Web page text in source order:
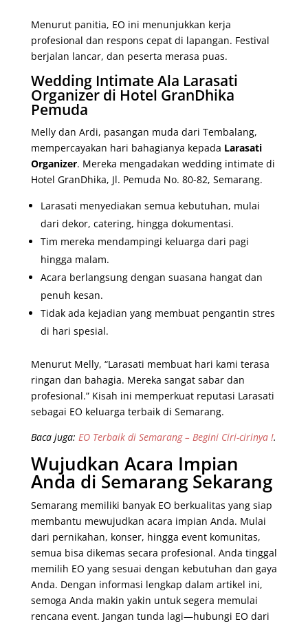
Menurut panitia, EO ini menunjukkan kerja
profesional dan respons cepat di lapangan. Festival
berjalan lancar, dan peserta merasa puas.
Wedding Intimate Ala Larasati
Organizer di Hotel GranDhika
Pemuda
Melly dan Ardi, pasangan muda dari Tembalang,
mempercayakan hari bahagianya kepada Larasati
Organizer. Mereka mengadakan wedding intimate di
Hotel GranDhika, Jl. Pemuda No. 80-82, Semarang.
Larasati menyediakan semua kebutuhan, mulai
dari dekor, catering, hingga dokumentasi.
Tim mereka mendampingi keluarga dari pagi
hingga malam.
Acara berlangsung dengan suasana hangat dan
penuh kesan.
Tidak ada kejadian yang membuat pengantin stres
di hari spesial.
Menurut Melly, “Larasati membuat hari kami terasa
ringan dan bahagia. Mereka sangat sabar dan
profesional.” Kisah ini memperkuat reputasi Larasati
sebagai EO keluarga terbaik di Semarang.
Baca juga: EO Terbaik di Semarang – Begini Ciri-cirinya !.
Wujudkan Acara Impian
Anda di Semarang Sekarang
Semarang memiliki banyak EO berkualitas yang siap
membantu mewujudkan acara impian Anda. Mulai
dari pernikahan, konser, hingga event komunitas,
semua bisa dikemas secara profesional. Anda tinggal
memilih EO yang sesuai dengan kebutuhan dan gaya
Anda. Dengan informasi lengkap dalam artikel ini,
semoga Anda makin yakin untuk segera memulai
rencana event. Jangan tunda lagi—hubungi EO dari